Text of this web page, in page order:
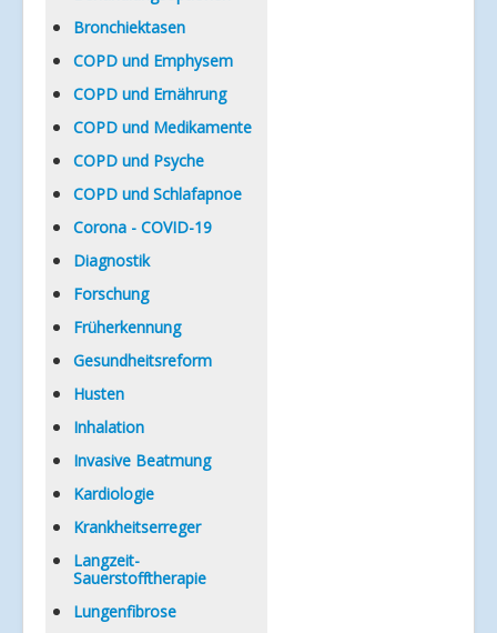
Bronchiektasen
COPD und Emphysem
COPD und Ernährung
COPD und Medikamente
COPD und Psyche
COPD und Schlafapnoe
Corona - COVID-19
Diagnostik
Forschung
Früherkennung
Gesundheitsreform
Husten
Inhalation
Invasive Beatmung
Kardiologie
Krankheitserreger
Langzeit-
Sauerstofftherapie
Lungenfibrose